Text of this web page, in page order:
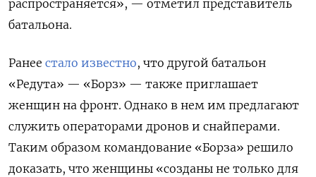
распространяется», — отметил представитель
батальона.
Ранее стало известно, что другой батальон
«Редута» — «Борз» — также приглашает
женщин на фронт. Однако в нем им предлагают
служить операторами дронов и снайперами.
Таким образом командование «Борза» решило
доказать, что женщины «созданы не только для